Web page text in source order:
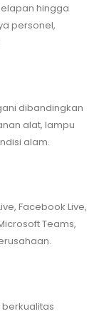
hingga
personel,
dibandingkan
alat, lampu
alam.
Facebook Live,
Teams,